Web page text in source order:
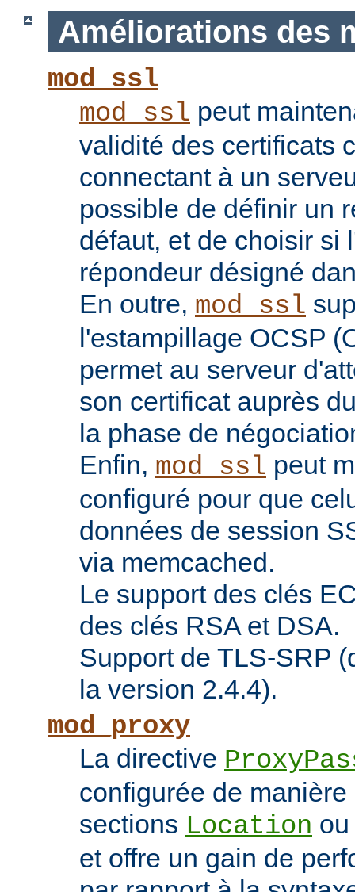
Améliorations des
mod_ssl
mod_ssl peut
validité des certificats
connectant à un
possible de définir un
défaut, et de choisir si
répondeur désigné
En outre, mod_ssl
l'estampillage OCSP
permet au serveur
son certificat auprès
la phase de
Enfin, mod_ssl peut
configuré pour que
données de session
via memcached.
Le support des clés
des clés RSA et DSA.
Support de TLS-SRP
la version 2.4.4).
mod_proxy
La directive
configurée de
sections Location
et offre un gain de